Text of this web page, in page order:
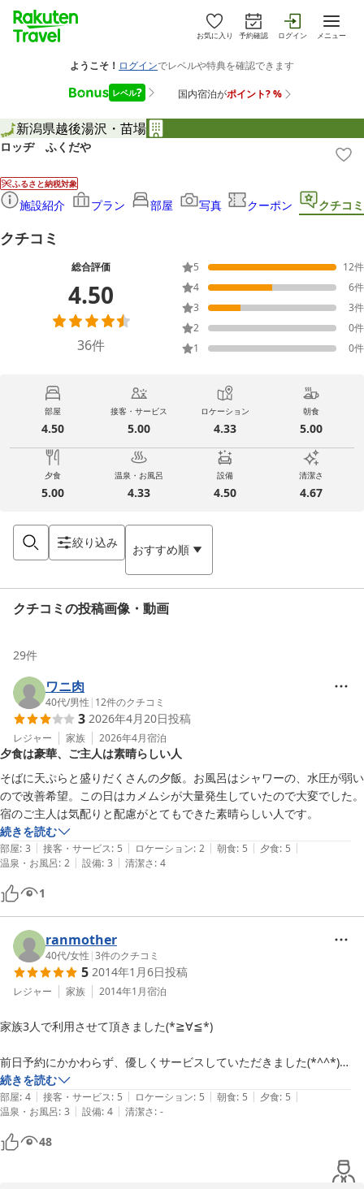
お気に入り 予約確認 ログイン メニュー
新潟県越後湯沢・苗場
ロッヂ ふくだや
ふるさと納税対象
施設紹介 プラン 部屋 写真 クーポン クチコミ
クチコミ
総合評価
4.50
36件
5 12件
4
6件
3
3件
2
0件
1
0件
部屋
4.50
接客・サービス
5.00
ロケーション
4.33
朝食
5.00
夕食
5.00
温泉・お風呂
4.33
設備
4.50
清潔さ
4.67
絞り込み おすすめ順
クチコミの投稿画像・動画
29件
ワニ肉
40代/男性 | 12件のクチコミ
3 2026年4月20日投稿
レジャー 家族 2026年4月宿泊
夕食は豪華、ご主人は素晴らしい人
そばに天ぷらと盛りだくさんの夕飯。お風呂はシャワーの、水圧が弱い
ので改善希望。この日はカメムシが大量発生していたので大変でした。
宿のご主人は気配りと配慮がとてもできた素晴らしい人です。
続きを読む
部屋: 3 | 接客・サービス: 5 | ロケーション: 2 | 朝食: 5 | 夕食: 5 |
温泉・お風呂: 2 | 設備: 3 | 清潔さ: 4
1
ranmother
40代/女性 |3件のクチコミ
5 2014年1月6日投稿
レジャー 家族 2014年1月宿泊
家族3人で利用させて頂きました(*≧∀≦*)
前日予約にかかわらず、優しくサービスしていただきました(*^^*)
夕飯は食べきれないほどのボリュームがあり、揚げ物からお刺身、オー
ブン料理まで栄養満点で、スキーでペコペコだったお腹が大満足でし
た。心のこもったお料理でした。
朝食もお腹にやさしい和食でとても美味しかったです。
朝コーヒーを飲まないと目が覚めない私にとって入れたてのコーヒーを
続きを読む
部屋: 4 | 接客・サービス: 5 | ロケーション: 5 | 朝食: 5 | 夕食: 5 |
温泉・お風呂: 3 | 設備: 4 | 清潔さ: -
48